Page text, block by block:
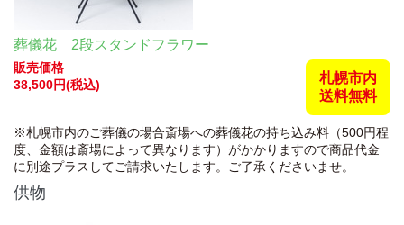
葬儀花 2段スタンドフラワー
販売価格
38,500円(税込)
札幌市内
送料無料
※札幌市内のご葬儀の場合斎場への葬儀花の持ち込み料（500円程
度、金額は斎場によって異なります）がかかりますので商品代金
に別途プラスしてご請求いたします。ご了承くださいませ。
供物